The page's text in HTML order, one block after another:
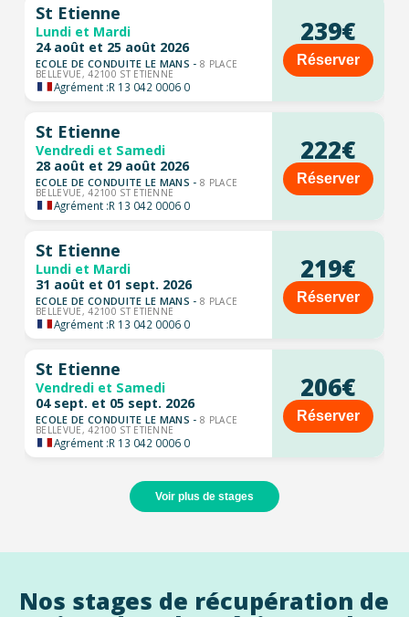
St Etienne
Lundi et Mardi
24 août et 25 août 2026
ECOLE DE CONDUITE LE MANS -8 PLACE
BELLEVUE, 42100 ST ETIENNE
Agrément :R 13 042 0006 0
239€
Réserver
St Etienne
Vendredi et Samedi
28 août et 29 août 2026
ECOLE DE CONDUITE LE MANS -8 PLACE
BELLEVUE, 42100 ST ETIENNE
Agrément :R 13 042 0006 0
222€
Réserver
St Etienne
Lundi et Mardi
31 août et 01 sept. 2026
ECOLE DE CONDUITE LE MANS -8 PLACE
BELLEVUE, 42100 ST ETIENNE
Agrément :R 13 042 0006 0
219€
Réserver
St Etienne
Vendredi et Samedi
04 sept. et 05 sept. 2026
ECOLE DE CONDUITE LE MANS -8 PLACE
BELLEVUE, 42100 ST ETIENNE
Agrément :R 13 042 0006 0
206€
Réserver
Voir plus de stages
Nos stages de récupération de